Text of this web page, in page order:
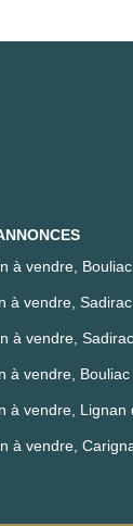
à vendre, Bouliac
à vendre, Sadirac
à vendre, Sadirac
à vendre, Bouliac
à vendre, Lignan
à vendre,